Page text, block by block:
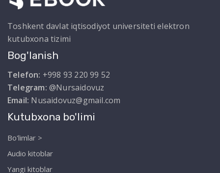
Toshkent davlat iqtisodiyot universiteti elektron
kutubxona tizimi
Bog'lanish
Telefon: +998 93 220 99 52
Telegram: @Nursaidovuz
Email: Nusaidovuz@gmail.com
Kutubxona bo'limi
Bo'limlar >
Audio kitoblar
Yangi kitoblar